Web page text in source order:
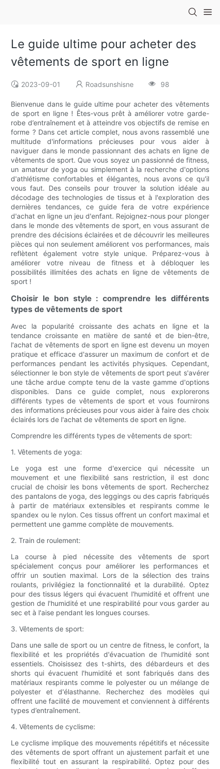
Le guide ultime pour acheter des
vêtements de sport en ligne
2023-09-01 Roadsunshisne 98
Bienvenue dans le guide ultime pour acheter des vêtements
de sport en ligne ! Êtes-vous prêt à améliorer votre garde-
robe d’entraînement et à atteindre vos objectifs de remise en
forme ? Dans cet article complet, nous avons rassemblé une
multitude d'informations précieuses pour vous aider à
naviguer dans le monde passionnant des achats en ligne de
vêtements de sport. Que vous soyez un passionné de fitness,
un amateur de yoga ou simplement à la recherche d'options
d'athlétisme confortables et élégantes, nous avons ce qu'il
vous faut. Des conseils pour trouver la solution idéale au
décodage des technologies de tissus et à l'exploration des
dernières tendances, ce guide fera de votre expérience
d'achat en ligne un jeu d'enfant. Rejoignez-nous pour plonger
dans le monde des vêtements de sport, en vous assurant de
prendre des décisions éclairées et de découvrir les meilleures
pièces qui non seulement améliorent vos performances, mais
reflètent également votre style unique. Préparez-vous à
améliorer votre niveau de fitness et à débloquer les
possibilités illimitées des achats en ligne de vêtements de
sport !
Choisir le bon style : comprendre les différents
types de vêtements de sport
Avec la popularité croissante des achats en ligne et la
tendance croissante en matière de santé et de bien-être,
l'achat de vêtements de sport en ligne est devenu un moyen
pratique et efficace d'assurer un maximum de confort et de
performances pendant les activités physiques. Cependant,
sélectionner le bon style de vêtements de sport peut s'avérer
une tâche ardue compte tenu de la vaste gamme d'options
disponibles. Dans ce guide complet, nous explorerons
différents types de vêtements de sport et vous fournirons
des informations précieuses pour vous aider à faire des choix
éclairés lors de l'achat de vêtements de sport en ligne.
Comprendre les différents types de vêtements de sport:
1. Vêtements de yoga:
Le yoga est une forme d'exercice qui nécessite un
mouvement et une flexibilité sans restriction, il est donc
crucial de choisir les bons vêtements de sport. Recherchez
des pantalons de yoga, des leggings ou des capris fabriqués
à partir de matériaux extensibles et respirants comme le
spandex ou le nylon. Ces tissus offrent un confort maximal et
permettent une gamme complète de mouvements.
2. Train de roulement:
La course à pied nécessite des vêtements de sport
spécialement conçus pour améliorer les performances et
offrir un soutien maximal. Lors de la sélection des trains
roulants, privilégiez la fonctionnalité et la durabilité. Optez
pour des tissus légers qui évacuent l'humidité et offrent une
gestion de l'humidité et une respirabilité pour vous garder au
sec et à l'aise pendant les longues courses.
3. Vêtements de sport:
Dans une salle de sport ou un centre de fitness, le confort, la
flexibilité et les propriétés d'évacuation de l'humidité sont
essentiels. Choisissez des t-shirts, des débardeurs et des
shorts qui évacuent l'humidité et sont fabriqués dans des
matériaux respirants comme le polyester ou un mélange de
polyester et d'élasthanne. Recherchez des modèles qui
offrent une facilité de mouvement et conviennent à différents
types d’entraînement.
4. Vêtements de cyclisme:
Le cyclisme implique des mouvements répétitifs et nécessite
des vêtements de sport offrant un ajustement parfait et une
flexibilité tout en assurant la respirabilité. Optez pour des